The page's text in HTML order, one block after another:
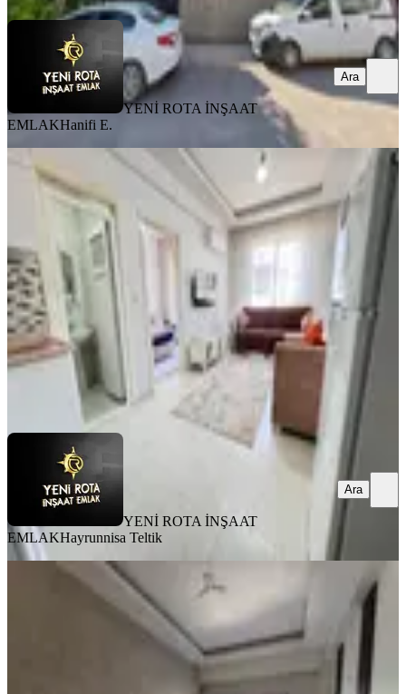
YENİ ROTA İNŞAAT
EMLAKHanifi E.
Ara
Yeni Rota'dan Piazza Civarı Eşyalı
1+1 Kiralık Daire
Dulkadiroğlu, Egemenlik Mahallesi
1+1
31.07.2026
15.750 ₺
YENİ ROTA İNŞAAT EMLAKHayrunnisa Teltik
YENİ ROTA İNŞAAT
EMLAKHayrunnisa Teltik
Ara
BALKONLU
6 Şubat Sonrası 2+1 Kiralık Daire
Dulkadiroğlu, Bahçeli Evler Mahallesi
90 m²· 2. Kat·31.07.2026